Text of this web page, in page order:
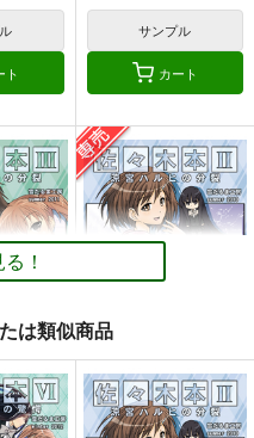
税込）
鬱
ト
その向こうで燃えるの
がオレのシビレるたべ
もの
ハァドフレアナイト
275円（税込）
涼宮ハルヒ
カート
ト
サンプル
カート
佐々木本２
雪だるま工房
！
は類似商品